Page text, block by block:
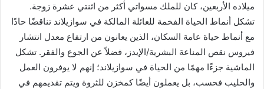
ميلاده الأربعين، كان للملك مسواتي أكثر من اثنتي عشرة زوجة.
تشكل أنماط الحياة الفخمة للعائلة المالكة في سوازيلاند تناقضًا حادًا
مع أنماط حياة عامة السكان، الذين يعانون من ارتفاع معدل انتشار
فيروس نقص المناعة البشرية/الإيدز، فضلاً عن الجوع والفقر. تشكل
الماشية جزءًا مهمًا من الحياة في سوازيلاند؛ إنهم لا يوفرون العمل
والحليب فحسب، بل يعملون أيضًا كمخزن للثروة ويتم تقديمهم في